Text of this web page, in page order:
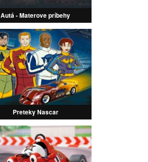
Autá - Materove príbehy
Preteky Nascar